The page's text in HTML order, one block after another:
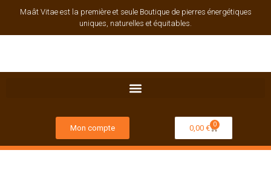
Maât Vitae est la première et seule Boutique de pierres énergétiques
uniques, naturelles et équitables.
Mon compte 0,00 € 0